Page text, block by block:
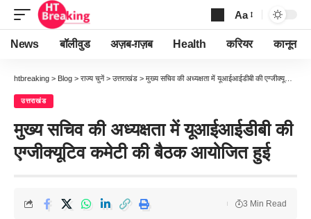
Font
Resizer
Aa
News बॉलीवुड अज़ब-ग़ज़ब Health करियर कानून
htbreaking > Blog > राज्य चुनें > उत्तराखंड > मुख्य सचिव की अध्यक्षता में यूआईआईडीबी की एग्जीक्यूटिव कमेटी की बैठक आयोजित हुई
उत्तराखंड
मुख्य सचिव की अध्यक्षता में यूआईआईडीबी की
एग्जीक्यूटिव कमेटी की बैठक आयोजित हुई
3 Min Read